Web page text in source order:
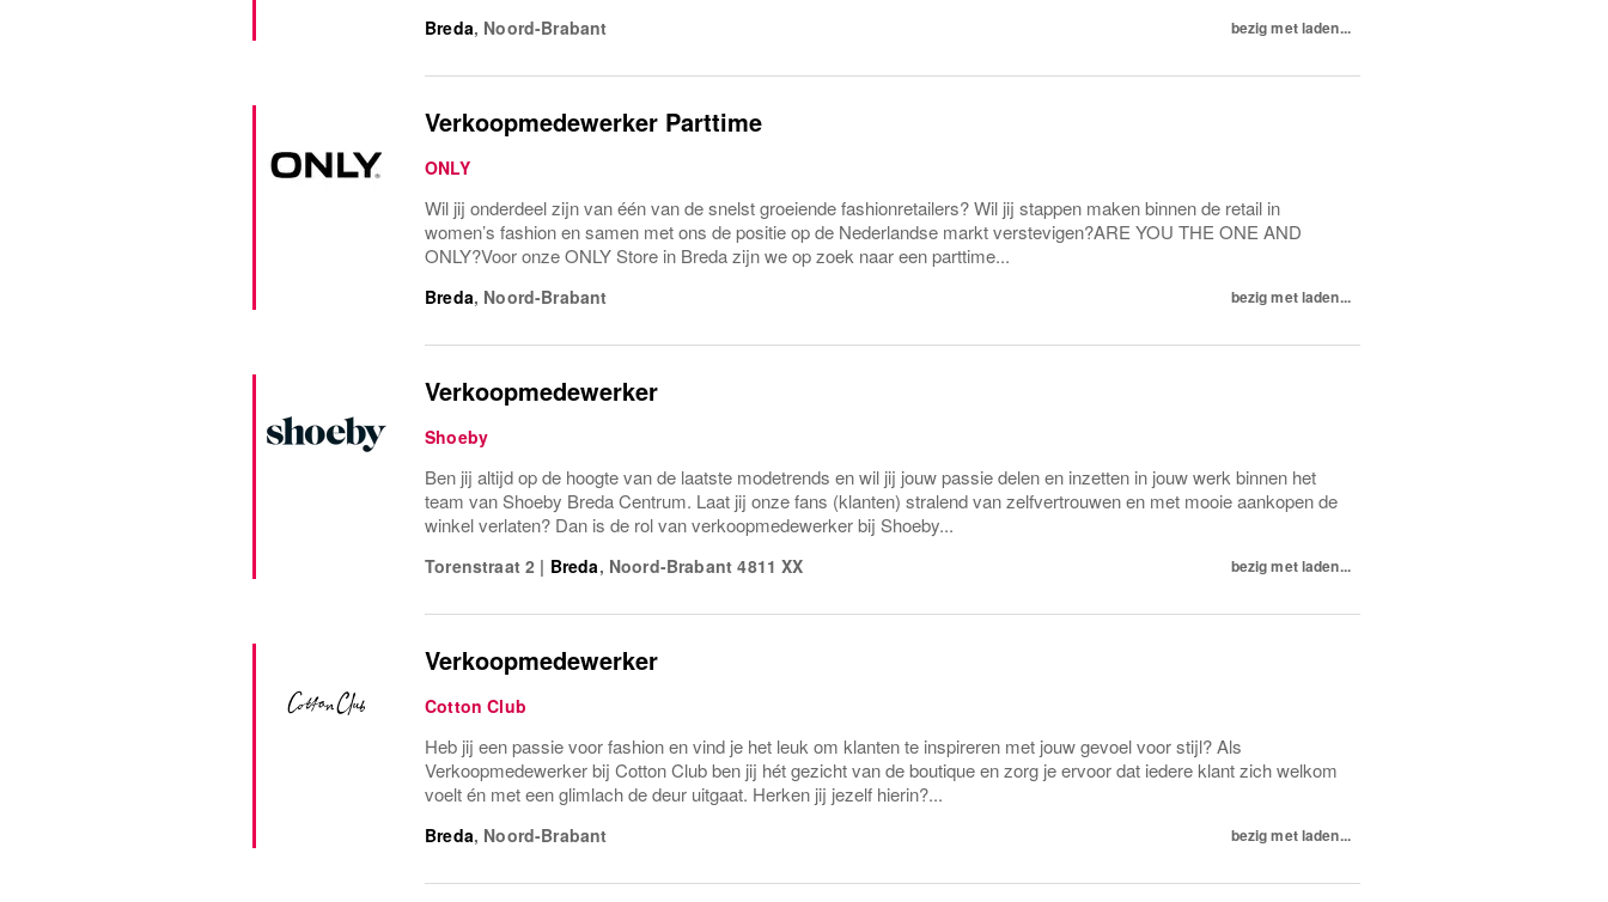
Breda, Noord-Brabant bezig met laden...
Verkoopmedewerker Parttime
ONLY
Wil jij onderdeel zijn van één van de snelst groeiende fashionretailers? Wil jij stappen maken binnen de retail in
women’s fashion en samen met ons de positie op de Nederlandse markt verstevigen?ARE YOU THE ONE AND
ONLY?Voor onze ONLY Store in Breda zijn we op zoek naar een parttime...
Breda, Noord-Brabant bezig met laden...
Verkoopmedewerker
Shoeby
Ben jij altijd op de hoogte van de laatste modetrends en wil jij jouw passie delen en inzetten in jouw werk binnen het
team van Shoeby Breda Centrum. Laat jij onze fans (klanten) stralend van zelfvertrouwen en met mooie aankopen de
winkel verlaten? Dan is de rol van verkoopmedewerker bij Shoeby...
Torenstraat 2 | Breda, Noord-Brabant 4811 XX bezig met laden...
Verkoopmedewerker
Cotton Club
Heb jij een passie voor fashion en vind je het leuk om klanten te inspireren met jouw gevoel voor stijl? Als
Verkoopmedewerker bij Cotton Club ben jij hét gezicht van de boutique en zorg je ervoor dat iedere klant zich welkom
voelt én met een glimlach de deur uitgaat. Herken jij jezelf hierin?...
Breda, Noord-Brabant bezig met laden...